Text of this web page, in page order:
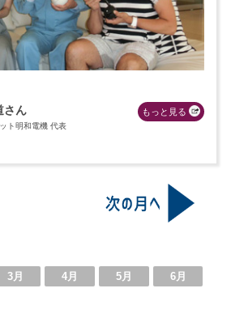
さん
ト明和電機 代表
もっと見る
3月 4月 5月 6月